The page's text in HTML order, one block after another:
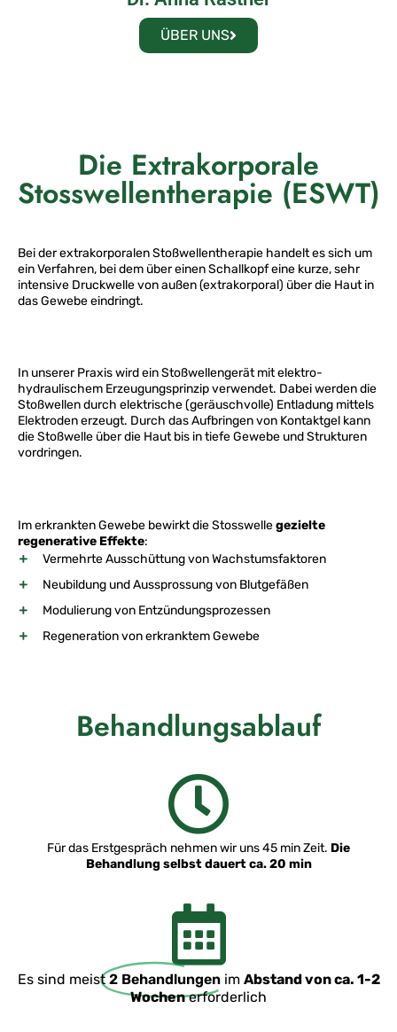
ÜBER UNS
Die Extrakorporale
Stosswellentherapie (ESWT)
Bei der extrakorporalen Stoßwellentherapie handelt es sich um
ein Ver­fahren, bei dem über einen Schallkopf eine kurze, sehr
intensive Druck­welle von außen (extrakorporal) über die Haut in
das Gewebe eindringt.
In unserer Praxis wird ein Stoßwellengerät mit elektro-
hydraulischem Erzeugungsprinzip verwendet. Dabei werden die
Stoßwellen durch elek­trische (geräuschvolle) Entladung mittels
Elektroden erzeugt. Durch das Aufbringen von Kontaktgel kann
die Stoßwelle über die Haut bis in tiefe Gewebe und Strukturen
vordringen.
Im erkrankten Gewebe bewirkt die Stosswellegezielte
regenerative Effekte:
Vermehrte Ausschüttung von Wachstumsfaktoren
Neubildung und Aussprossung von Blutgefäßen
Modulierung von Entzündungsprozessen
Regeneration von erkranktem Gewebe
Behandlungsablauf
Für das Erstgespräch nehmen wir uns 45 min Zeit. Die
Behandlung selbst dauert ca. 20 min
Es sind meist2 Behandlungen im Abstand von ca. 1-2
Wochenerforderlich